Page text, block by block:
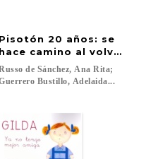
boots
Pisotón 20 años: se
hace camino al volver a
de Sánchez, Ana Rita;
Bustillo, Adelaida...